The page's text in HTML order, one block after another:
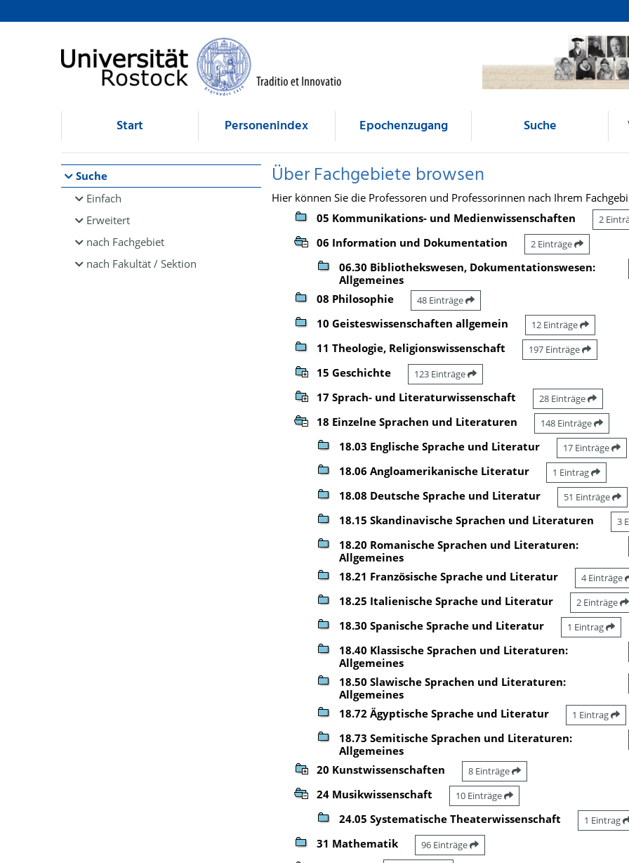
Browsen
direkt zum Inhalt
Start Personenindex Epochenzugang Suche
Suche
Einfach
Erweitert
nach Fachgebiet
nach Fakultät / Sektion
Über Fachgebiete browsen
Hier können Sie die Professoren und Professorinnen nach Ihrem
05 Kommunikations- und Medienwissenschaften
2
06 Information und Dokumentation 2 Einträge
06.30 Bibliothekswesen, Dokumentationswesen:
Allgemeines
08 Philosophie 48 Einträge
10 Geisteswissenschaften allgemein 12 Einträge
11 Theologie, Religionswissenschaft 197 Einträge
15 Geschichte 123 Einträge
17 Sprach- und Literaturwissenschaft 28 Einträge
18 Einzelne Sprachen und Literaturen 148 Einträge
18.03 Englische Sprache und Literatur 17 Einträge
18.06 Angloamerikanische Literatur 1 Eintrag
18.08 Deutsche Sprache und Literatur 51 Einträge
18.15 Skandinavische Sprachen und Literaturen 3
18.20 Romanische Sprachen und Literaturen:
Allgemeines
18.21 Französische Sprache und Literatur 4 Einträge
18.25 Italienische Sprache und Literatur 2 Einträge
18.30 Spanische Sprache und Literatur 1 Eintrag
18.40 Klassische Sprachen und Literaturen:
Allgemeines
18.50 Slawische Sprachen und Literaturen:
Allgemeines
18.72 Ägyptische Sprache und Literatur 1 Eintrag
18.73 Semitische Sprachen und Literaturen:
Allgemeines
20 Kunstwissenschaften 8 Einträge
24 Musikwissenschaft 10 Einträge
24.05 Systematische Theaterwissenschaft 1 Eintrag
31 Mathematik 96 Einträge